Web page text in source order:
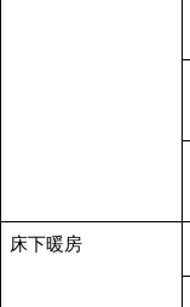
床下暖房